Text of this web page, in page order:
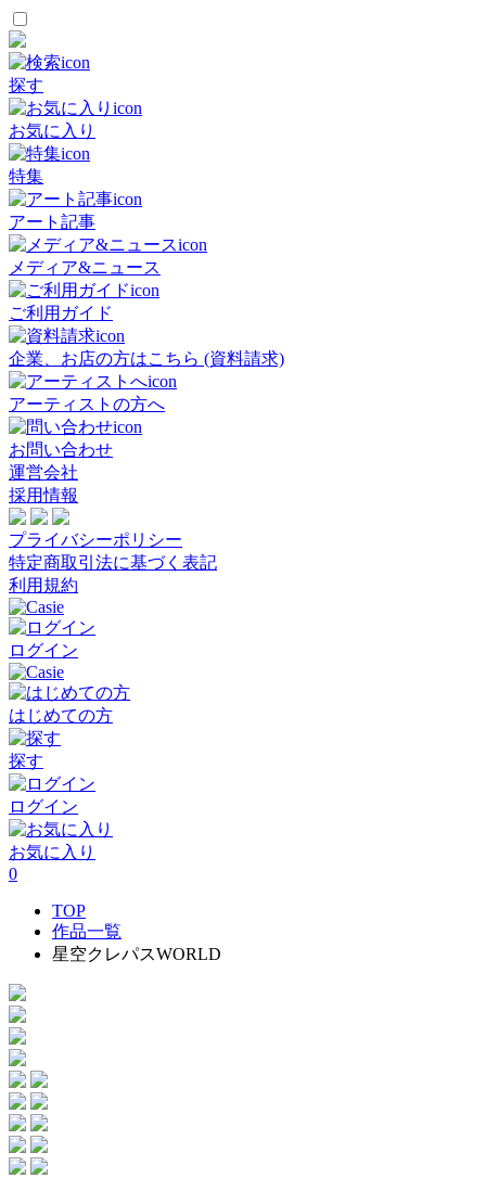
探す
お気に入り
特集
アート記事
メディア&ニュース
ご利用ガイド
企業、お店の方はこちら (資料請求)
アーティストの方へ
お問い合わせ
運営会社
採用情報
プライバシーポリシー
特定商取引法に基づく表記
利用規約
ログイン
はじめての方
探す
ログイン
お気に入り
0
TOP
作品一覧
星空クレパスWORLD